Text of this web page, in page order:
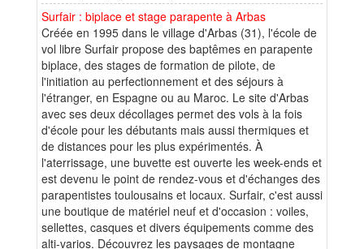
Surfair : biplace et stage parapente à Arbas
Créée en 1995 dans le village d'Arbas (31), l'école de
vol libre Surfair propose des baptêmes en parapente
biplace, des stages de formation de pilote, de
l'initiation au perfectionnement et des séjours à
l'étranger, en Espagne ou au Maroc. Le site d'Arbas
avec ses deux décollages permet des vols à la fois
d'école pour les débutants mais aussi thermiques et
de distances pour les plus expérimentés. À
l'aterrissage, une buvette est ouverte les week-ends et
est devenu le point de rendez-vous et d'échanges des
parapentistes toulousains et locaux. Surfair, c'est aussi
une boutique de matériel neuf et d'occasion : voiles,
sellettes, casques et divers équipements comme des
alti-varios. Découvrez les paysages de montagne